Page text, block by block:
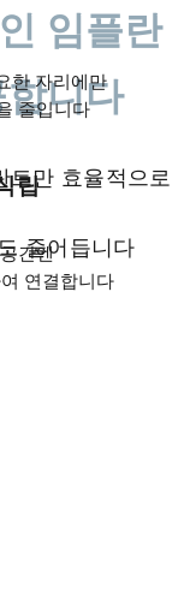
임플란
니다
트만 효율적으로
줄어듭니다
한 자리에만
줄입니다
립
간엔
연결합니다